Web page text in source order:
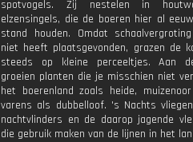
spotvogels. Zij nestelen in
elzensingels, die de boeren hier al
stand houden. Omdat
niet heeft plaatsgevonden, grazen de
steeds op kleine perceeltjes. Aan
groeien planten die je misschien niet
het boerenland zoals heide,
varens als dubbelloof. 's Nachts
nachtvlinders en de daarop jagende
die gebruik maken van de lijnen in het